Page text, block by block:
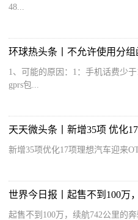
48...
环球热头条丨不允许使用分
1、可能的原因：1：手机话费少于
gprs包...
新增35项优化17项理想汽车迎来
起售不到100万，续航742公里的奔